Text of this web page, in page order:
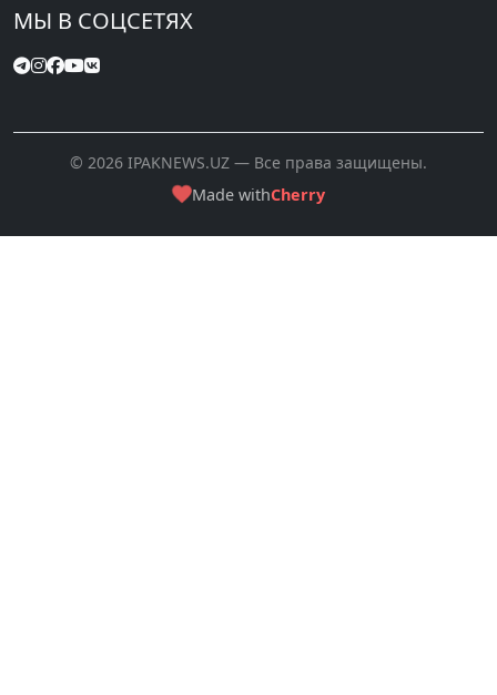
МЫ В СОЦСЕТЯХ
© 2026 IPAKNEWS.UZ — Все права защищены.
Made withCherry